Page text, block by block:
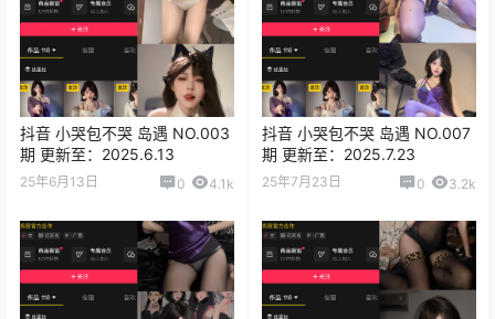
抖音 小哭包不哭 岛遇 NO.003
期 更新至：2025.6.13
25年6月13日 0 4.1k
抖音 小哭包不哭 岛遇 NO.007
期 更新至：2025.7.23
25年7月23日 0 3.2k